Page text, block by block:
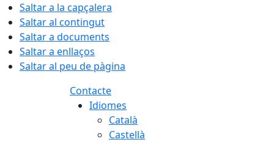
Saltar a la capçalera
Saltar al contingut
Saltar a documents
Saltar a enllaços
Saltar al peu de pàgina
Contacte
Idiomes
Català
Castellà